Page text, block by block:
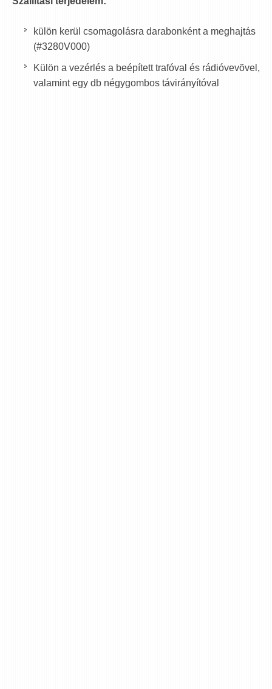
külön kerül csomagolásra darabonként a meghajtás
(#3280V000)
Külön a vezérlés a beépített trafóval és rádióvevõvel,
valamint egy db négygombos távirányítóval